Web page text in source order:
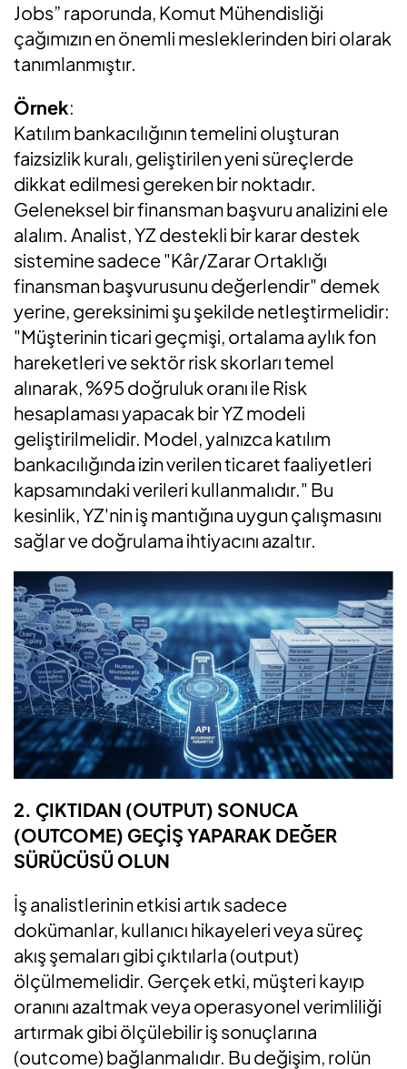
Jobs” raporunda, Komut Mühendisliği
çağımızın en önemli mesleklerinden biri olarak
tanımlanmıştır.
Örnek:
Katılım bankacılığının temelini oluşturan
faizsizlik kuralı, geliştirilen yeni süreçlerde
dikkat edilmesi gereken bir noktadır.
Geleneksel bir finansman başvuru analizini ele
alalım. Analist, YZ destekli bir karar destek
sistemine sadece "Kâr/Zarar Ortaklığı
finansman başvurusunu değerlendir" demek
yerine, gereksinimi şu şekilde netleştirmelidir:
"Müşterinin ticari geçmişi, ortalama aylık fon
hareketleri ve sektör risk skorları temel
alınarak, %95 doğruluk oranı ile Risk
hesaplaması yapacak bir YZ modeli
geliştirilmelidir. Model, yalnızca katılım
bankacılığında izin verilen ticaret faaliyetleri
kapsamındaki verileri kullanmalıdır." Bu
kesinlik, YZ'nin iş mantığına uygun çalışmasını
sağlar ve doğrulama ihtiyacını azaltır.
2. ÇIKTIDAN (OUTPUT) SONUCA
(OUTCOME) GEÇİŞ YAPARAK DEĞER
SÜRÜCÜSÜ OLUN
İş analistlerinin etkisi artık sadece
dokümanlar, kullanıcı hikayeleri veya süreç
akış şemaları gibi çıktılarla (output)
ölçülmemelidir. Gerçek etki, müşteri kayıp
oranını azaltmak veya operasyonel verimliliği
artırmak gibi ölçülebilir iş sonuçlarına
(outcome) bağlanmalıdır. Bu değişim, rolün